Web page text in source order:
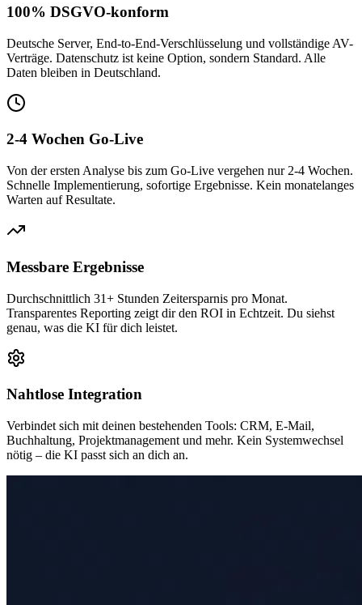
100% DSGVO-konform
Deutsche Server, End-to-End-Verschlüsselung und vollständige AV-
Verträge. Datenschutz ist keine Option, sondern Standard. Alle
Daten bleiben in Deutschland.
2-4 Wochen Go-Live
Von der ersten Analyse bis zum Go-Live vergehen nur 2-4 Wochen.
Schnelle Implementierung, sofortige Ergebnisse. Kein monatelanges
Warten auf Resultate.
Messbare Ergebnisse
Durchschnittlich 31+ Stunden Zeitersparnis pro Monat.
Transparentes Reporting zeigt dir den ROI in Echtzeit. Du siehst
genau, was die KI für dich leistet.
Nahtlose Integration
Verbindet sich mit deinen bestehenden Tools: CRM, E-Mail,
Buchhaltung, Projektmanagement und mehr. Kein Systemwechsel
nötig – die KI passt sich an dich an.